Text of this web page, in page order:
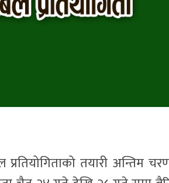
तयारी अन्तिम